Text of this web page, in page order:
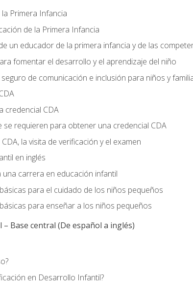
Primera Infancia
de la Primera Infancia
un educador de la primera infancia y de las
fomentar el desarrollo y el aprendizaje del niño
de comunicación e inclusión para niños y
credencial CDA
se requieren para obtener una credencial CDA
la visita de verificación y el examen
en inglés
carrera en educación infantil
para el cuidado de los niños pequeños
para enseñar a los niños pequeños
Base central (De español a inglés)
en Desarrollo Infantil?